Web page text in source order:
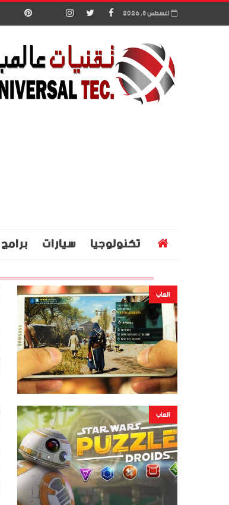
اغسطس 8, 2026
تكنولوجيا سيارات برامج
العاب
العاب